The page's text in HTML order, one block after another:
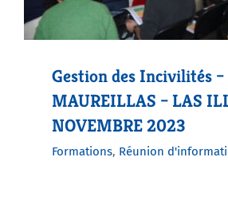
Gestion des Incivilités –
MAUREILLAS – LAS
NOVEMBRE 2023
Formations, Réunion